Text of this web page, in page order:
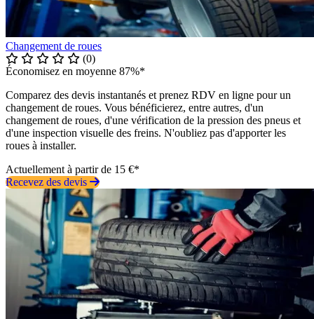
Changement de roues
(0)
Économisez en moyenne 87%*
Comparez des devis instantanés et prenez RDV en ligne pour un
changement de roues. Vous bénéficierez, entre autres, d'un
changement de roues, d'une vérification de la pression des pneus et
d'une inspection visuelle des freins. N'oubliez pas d'apporter les
roues à installer.
Actuellement à partir de 15 €*
Recevez des devis